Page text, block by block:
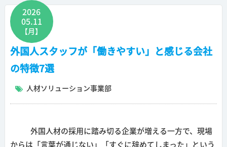
2026
05.11
【月】
外国人スタッフが「働きやすい」と感じる会社
の特徴7選
人材ソリューション事業部
外国人材の採用に踏み切る企業が増える一方で、現場
からは「言葉が通じない」「すぐに辞めてしまった」という